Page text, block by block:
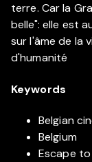
terre. Car la
belle": elle est
sur l'âme de la
d'humanité
Keywords
Belgian
Belgium
Escape